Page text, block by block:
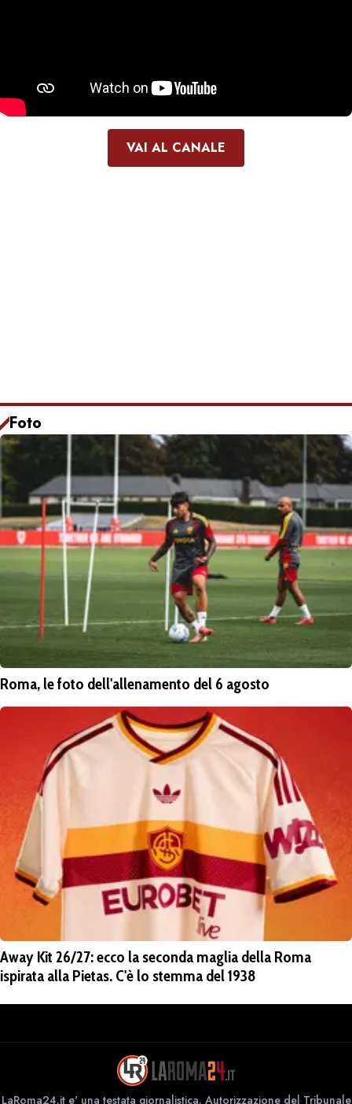
VAI AL CANALE
Foto
Roma, le foto dell'allenamento del 6 agosto
Away Kit 26/27: ecco la seconda maglia della Roma
ispirata alla Pietas. C'è lo stemma del 1938
LaRoma24.it e' una testata giornalistica. Autorizzazione del Tribunale